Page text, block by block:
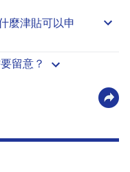
麼津貼可以申
留意？